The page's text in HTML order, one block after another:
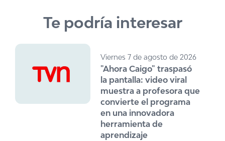
Te podría interesar
Viernes 7 de agosto de 2026
"Ahora Caigo" traspasó
la pantalla: video viral
muestra a profesora que
convierte el programa
en una innovadora
herramienta de
aprendizaje